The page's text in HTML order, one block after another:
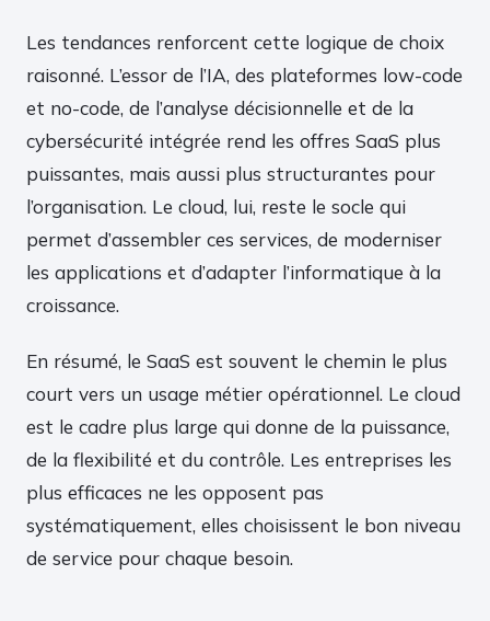
Les tendances renforcent cette logique de choix
raisonné. L’essor de l’IA, des plateformes low-code
et no-code, de l’analyse décisionnelle et de la
cybersécurité intégrée rend les offres SaaS plus
puissantes, mais aussi plus structurantes pour
l’organisation. Le cloud, lui, reste le socle qui
permet d’assembler ces services, de moderniser
les applications et d’adapter l’informatique à la
croissance.
En résumé, le SaaS est souvent le chemin le plus
court vers un usage métier opérationnel. Le cloud
est le cadre plus large qui donne de la puissance,
de la flexibilité et du contrôle. Les entreprises les
plus efficaces ne les opposent pas
systématiquement, elles choisissent le bon niveau
de service pour chaque besoin.